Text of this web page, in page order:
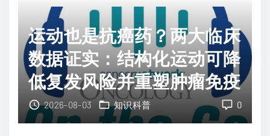
3
研
究
突
破
不
晚
期
黑
色
素
瘤
运动也是抗癌药？两大临床
数据证实：结构化运动可降
低复发风险并重塑肿瘤免疫
0
2026-08-03 知识科普